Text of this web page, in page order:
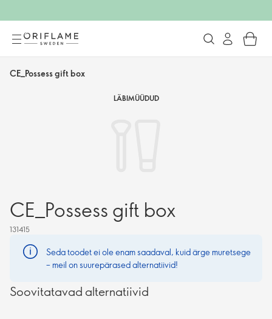
CE_Possess gift box
LÄBIMÜÜDUD
CE_Possess gift box
131415
Seda toodet ei ole enam saadaval, kuid ärge muretsege
– meil on suurepärased alternatiivid!
Soovitatavad alternatiivid